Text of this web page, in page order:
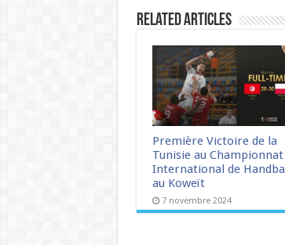
Related Articles
Première Victoire de la
Tunisie au Championnat
International de Handball
au Koweït
7 novembre 2024